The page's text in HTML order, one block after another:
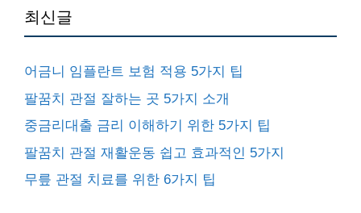
최신글
어금니 임플란트 보험 적용 5가지 팁
팔꿈치 관절 잘하는 곳 5가지 소개
중금리대출 금리 이해하기 위한 5가지 팁
팔꿈치 관절 재활운동 쉽고 효과적인 5가지
무릎 관절 치료를 위한 6가지 팁